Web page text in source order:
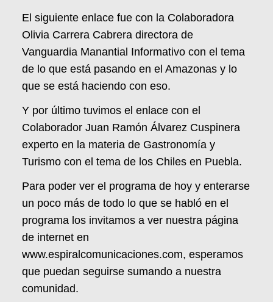
El siguiente enlace fue con la Colaboradora
Olivia Carrera Cabrera directora de
Vanguardia Manantial Informativo con el tema
de lo que está pasando en el Amazonas y lo
que se está haciendo con eso.
Y por último tuvimos el enlace con el
Colaborador Juan Ramón Álvarez Cuspinera
experto en la materia de Gastronomía y
Turismo con el tema de los Chiles en Puebla.
Para poder ver el programa de hoy y enterarse
un poco más de todo lo que se habló en el
programa los invitamos a ver nuestra página
de internet en
www.espiralcomunicaciones.com, esperamos
que puedan seguirse sumando a nuestra
comunidad.